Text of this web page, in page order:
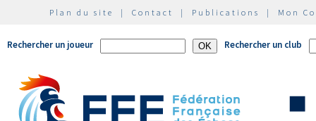
Plan du site | Contact | Publications | Mon
Rechercher un joueur Rechercher un club